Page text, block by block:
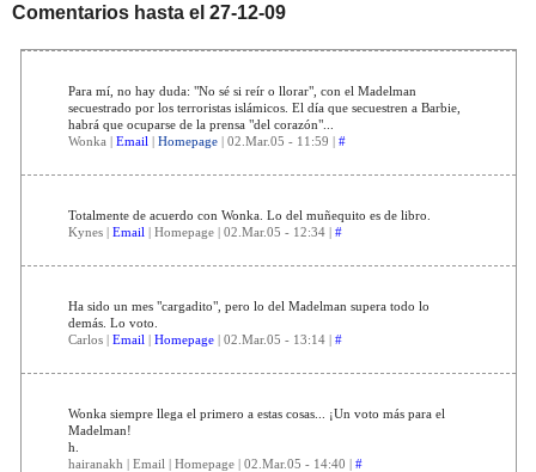
Comentarios hasta el 27-12-09
Para mí, no hay duda: "No sé si reír o llorar", con el Madelman
secuestrado por los terroristas islámicos. El día que secuestren a Barbie,
habrá que ocuparse de la prensa "del corazón"...
Wonka | Email | Homepage| 02.Mar.05 - 11:59 | #
Totalmente de acuerdo con Wonka. Lo del muñequito es de libro.
Kynes | Email | Homepage | 02.Mar.05 - 12:34 | #
Ha sido un mes "cargadito", pero lo del Madelman supera todo lo
demás. Lo voto.
Carlos | Email | Homepage| 02.Mar.05 - 13:14 | #
Wonka siempre llega el primero a estas cosas... ¡Un voto más para el
Madelman!
h.
hairanakh | Email | Homepage | 02.Mar.05 - 14:40 | #